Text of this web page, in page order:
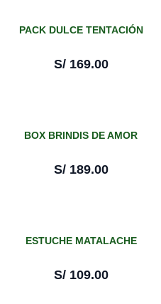
PACK DULCE TENTACIÓN
S/ 169.00
BOX BRINDIS DE AMOR
S/ 189.00
ESTUCHE MATALACHE
S/ 109.00